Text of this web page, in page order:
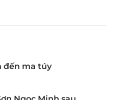
đến ma túy